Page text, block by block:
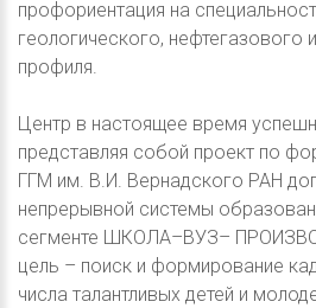
профориентация на
геологического, нефтегазового
профиля.
Центр в настоящее время
представляя собой проект по
ГГМ им. В.И. Вернадского РАН
непрерывной системы
сегменте ШКОЛА–ВУЗ–
цель – поиск и формирование
числа талантливых детей и